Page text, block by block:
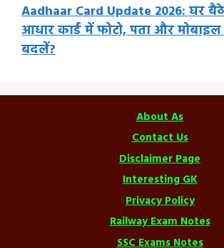
Aadhaar Card Update 2026: घर
आधार कार्ड में फोटो, पता और
बदलें?
About As
Contact Us
Disclaimer Page
Interesting GK
Privacy Policy
Railway Exam Notes
SSC Exams Notes